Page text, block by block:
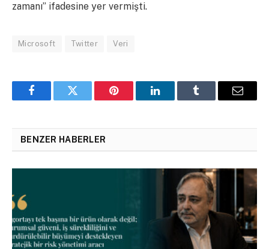
zamanı” ifadesine yer vermişti.
Microsoft Twitter Veri
FacebookTwitter Pinterest LinkedInTumblr Email
BENZER HABERLER